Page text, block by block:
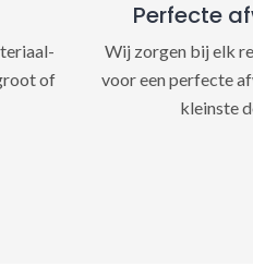
of
Perfecte
Wij zorgen bij elk
voor een perfecte
kleinste